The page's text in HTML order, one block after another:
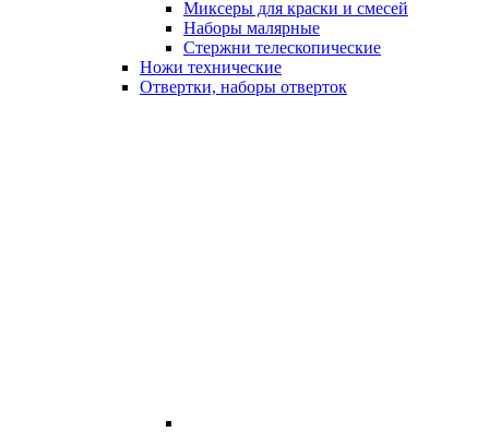
Миксеры для краски и смесей
Наборы малярные
Стержни телескопические
Ножи технические
Отвертки, наборы отверток